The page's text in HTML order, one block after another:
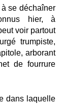
se déchaîner
hier, à
voir partout
trumpiste,
arborant
de fourrure
dans laquelle